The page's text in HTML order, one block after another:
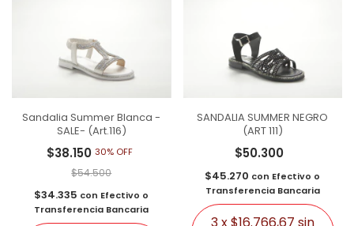
Sandalia Summer Blanca -
SALE- (Art.116)
$38.15030% OFF
$54.500
$34.335 con Efectivo o
Transferencia Bancaria
SANDALIA SUMMER NEGRO
(ART 111)
$50.300
$45.270 con Efectivo o
Transferencia Bancaria
3x$16.766,67 sin